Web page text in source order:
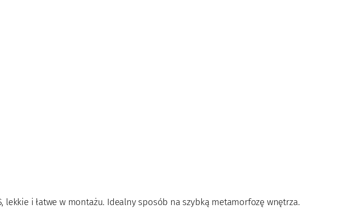
lekkie i łatwe w montażu. Idealny sposób na szybką metamorfozę wnętrza.